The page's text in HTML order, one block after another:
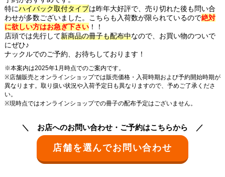
特にハイバック取付タイプは昨年大好評で、売り切れた後も問い合
わせが多数ございました。こちらも入荷数が限られているので絶対
に欲しい方はお急ぎ下さい！！
店頭では先行して新商品の冊子も配布中なので、お買い物のついで
にぜひ♪
ナックルでのご予約、お待ちしております！
※本案内は2025年1月時点でのご案内です。
※店舗販売とオンラインショップでは販売価格・入荷時期および予約開始時期が
異なります。取り扱い状況や入荷予定日も異なりますので、予めご了承くださ
い。
※現時点ではオンラインショップでの冊子の配布予定はございません。
お店へのお問い合わせ・ご予約はこちらから
店舗を選んでお問い合わせ